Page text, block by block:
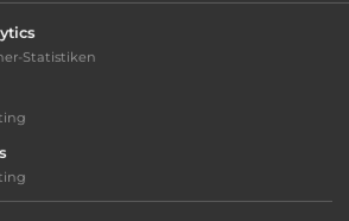
Platz
Statistiken